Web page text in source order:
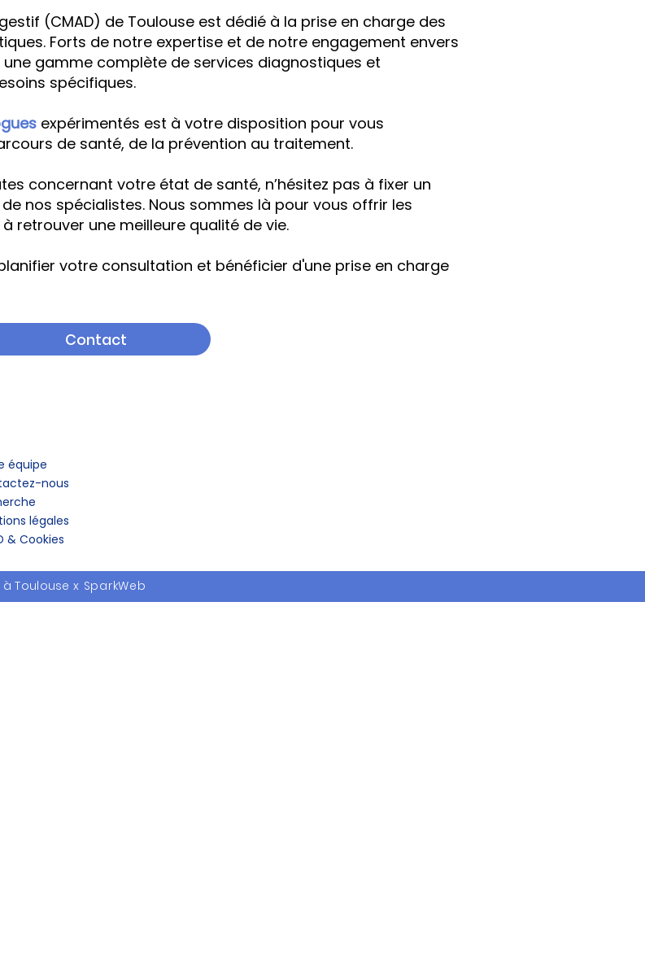
(CMAD) de Toulouse est dédié à la prise en charge des
Forts de notre expertise et de notre engagement envers
gamme complète de services diagnostiques et
spécifiques.
expérimentés est à votre disposition pour vous
de santé, de la prévention au traitement.
concernant votre état de santé, n’hésitez pas à fixer un
nos spécialistes. Nous sommes là pour vous offrir les
retrouver une meilleure qualité de vie.
votre consultation et bénéficier d'une prise en charge
Contact
équipe
nous
légales
& Cookies
Toulouse x SparkWeb